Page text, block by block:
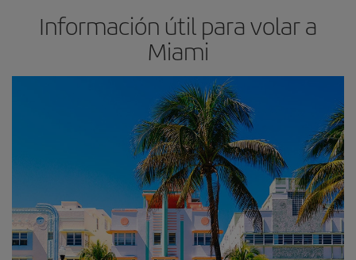
Información útil para volar a
Miami